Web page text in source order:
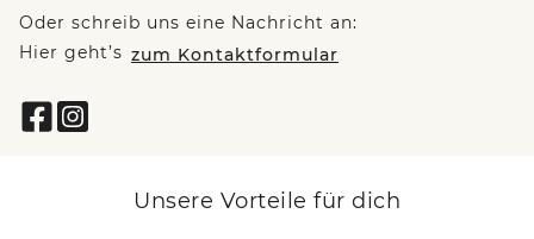
Oder schreib uns eine Nachricht an:
Hier geht’s zum Kontaktformular
Unsere Vorteile für dich